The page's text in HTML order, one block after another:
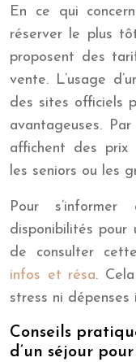
En ce qui
réserver le plus
proposent des
vente. L’usage
des sites officiels
avantageuses.
affichent des prix
les seniors ou les
Pour
disponibilités
de consulter
infos et résa.
stress ni dépenses
Conseils
d’un séjour